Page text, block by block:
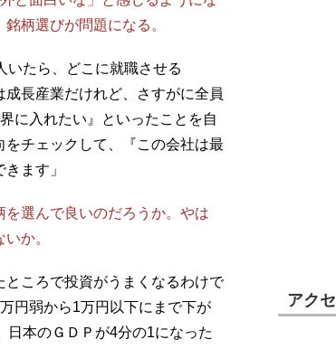
柄選びが問題になる。
いたら、どこに就職させる
長産業だけれど、さすがに全員
に入れたい』といったことを自
チェックして、『この会社は最
ます」
選んで良いのだろうか。やは
か。
ところで投資がうまくなるわけで
円弱から1万円以下にまで下が
日本のＧＤＰが4分の1になった
アク